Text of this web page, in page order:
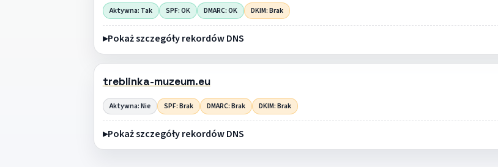
Aktywna: Tak SPF: OK DMARC: OK DKIM: Brak
Pokaż szczegóły rekordów DNS
treblinka-muzeum.eu
Aktywna: Nie SPF: Brak DMARC: Brak DKIM: Brak
Pokaż szczegóły rekordów DNS